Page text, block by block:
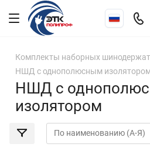
Комплекты наборных
НШД с однополюсным
НШД с
изолятором